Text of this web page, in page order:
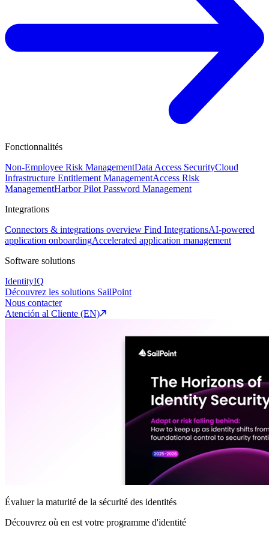
Fonctionnalités
Non-Employee Risk ManagementData Access SecurityCloud
Infrastructure Entitlement ManagementAccess Risk
ManagementHarbor Pilot Password Management
Integrations
Connectors & integrations overview Find IntegrationsAI-powered
application onboardingAccelerated application management
Software solutions
IdentityIQ
Découvrez les solutions SailPoint
Nous contacter
Atención al Cliente (EN)
Évaluer la maturité de la sécurité des identités
Découvrez où en est votre programme d'identité